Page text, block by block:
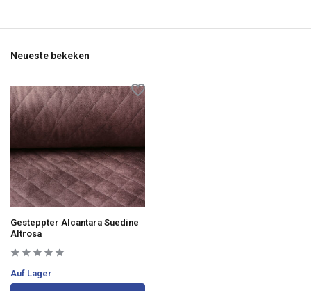
Neueste bekeken
Gesteppter Alcantara Suedine
Altrosa
Auf Lager